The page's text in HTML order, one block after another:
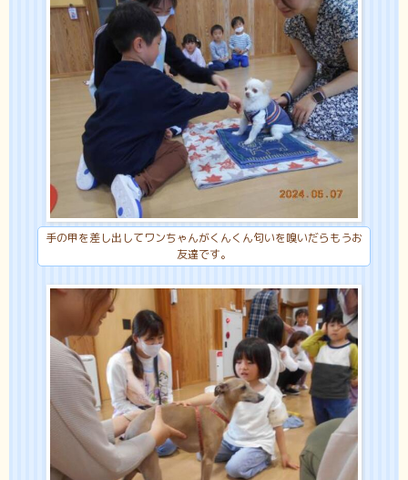
手の甲を差し出してワンちゃんがくんくん匂いを嗅いだらもうお
友達です。